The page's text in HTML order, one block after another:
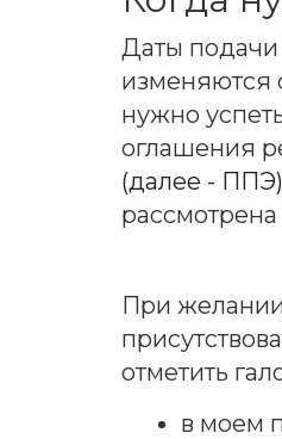
Даты
изменяются
нужно
оглашения
(далее - ППЭ)
При
отметить
в моем